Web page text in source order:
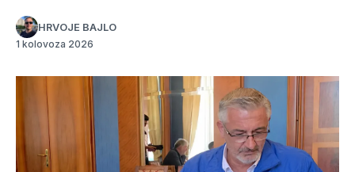
HRVOJE BAJLO
1 kolovoza 2026